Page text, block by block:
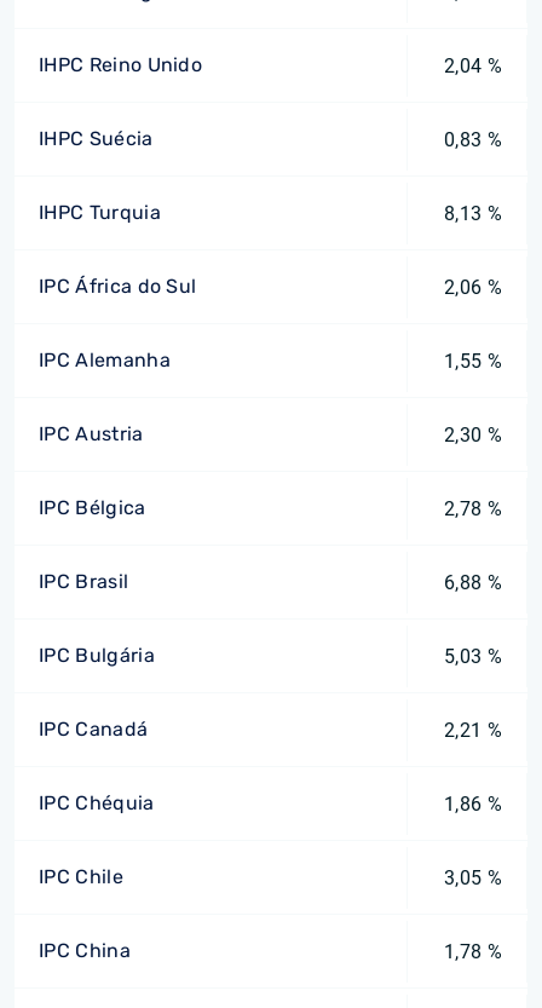
IHPC Reino Unido 2,04 %
IHPC Suécia 0,83 %
IHPC Turquia 8,13 %
IPC África do Sul 2,06 %
IPC Alemanha 1,55 %
IPC Austria 2,30 %
IPC Bélgica 2,78 %
IPC Brasil 6,88 %
IPC Bulgária 5,03 %
IPC Canadá 2,21 %
IPC Chéquia 1,86 %
IPC Chile 3,05 %
IPC China 1,78 %